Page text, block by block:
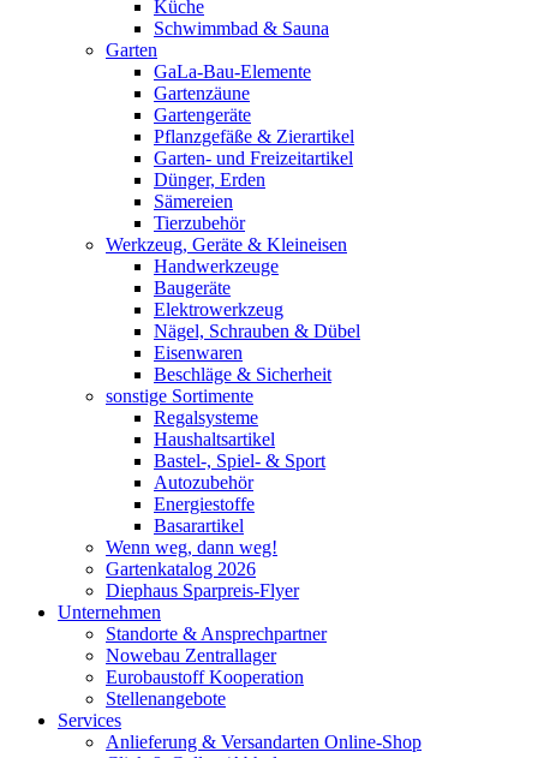
Küche
Schwimmbad & Sauna
Garten
GaLa-Bau-Elemente
Gartenzäune
Gartengeräte
Pflanzgefäße & Zierartikel
Garten- und Freizeitartikel
Dünger, Erden
Sämereien
Tierzubehör
Werkzeug, Geräte & Kleineisen
Handwerkzeuge
Baugeräte
Elektrowerkzeug
Nägel, Schrauben & Dübel
Eisenwaren
Beschläge & Sicherheit
sonstige Sortimente
Regalsysteme
Haushaltsartikel
Bastel-, Spiel- & Sport
Autozubehör
Energiestoffe
Basarartikel
Wenn weg, dann weg!
Gartenkatalog 2026
Diephaus Sparpreis-Flyer
Unternehmen
Standorte & Ansprechpartner
Nowebau Zentrallager
Eurobaustoff Kooperation
Stellenangebote
Services
Anlieferung & Versandarten Online-Shop